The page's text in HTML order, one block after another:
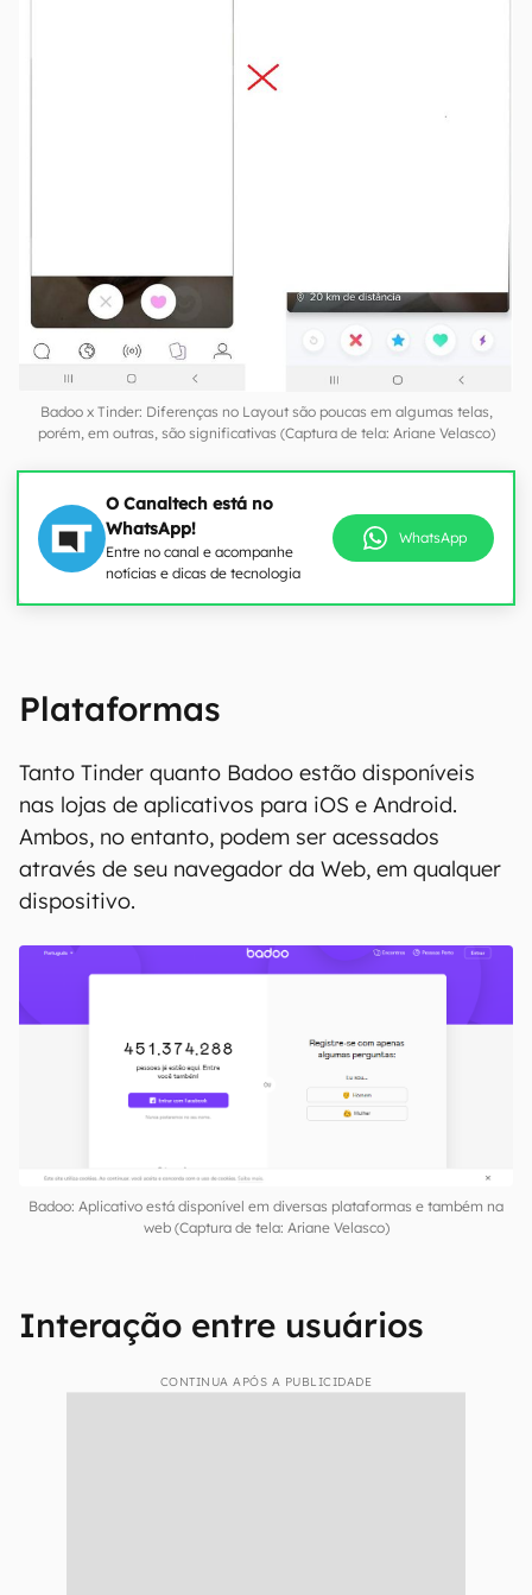
Badoo x Tinder: Diferenças no Layout são poucas em algumas telas,
porém, em outras, são significativas (Captura de tela: Ariane Velasco)
O Canaltech está no
WhatsApp!
Entre no canal e acompanhe
notícias e dicas de tecnologia
WhatsApp
Plataformas
Tanto Tinder quanto Badoo estão disponíveis
nas lojas de aplicativos para iOS e Android.
Ambos, no entanto, podem ser acessados
através de seu navegador da Web, em qualquer
dispositivo.
Badoo: Aplicativo está disponível em diversas plataformas e também na
web (Captura de tela: Ariane Velasco)
Interação entre usuários
CONTINUA APÓS A PUBLICIDADE